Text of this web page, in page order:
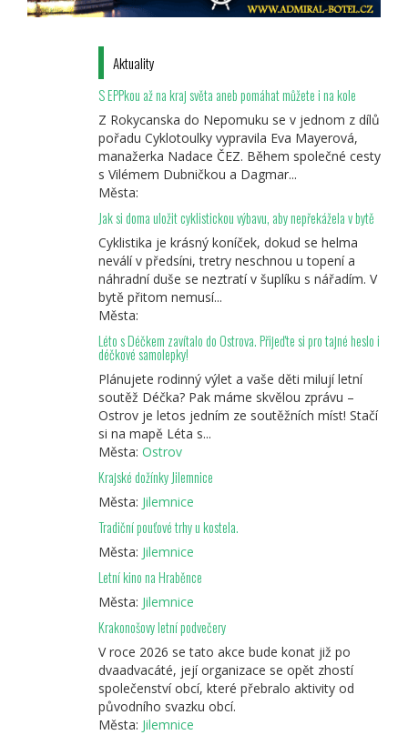
Aktuality
S EPPkou až na kraj světa aneb pomáhat můžete i na kole
Z Rokycanska do Nepomuku se v jednom z dílů
pořadu Cyklotoulky vypravila Eva Mayerová,
manažerka Nadace ČEZ. Během společné cesty
s Vilémem Dubničkou a Dagmar...
Města:
Jak si doma uložit cyklistickou výbavu, aby nepřekážela v bytě
Cyklistika je krásný koníček, dokud se helma
neválí v předsíni, tretry neschnou u topení a
náhradní duše se neztratí v šuplíku s nářadím. V
bytě přitom nemusí...
Města:
Léto s Déčkem zavítalo do Ostrova. Přijeďte si pro tajné heslo i
déčkové samolepky!
Plánujete rodinný výlet a vaše děti milují letní
soutěž Déčka? Pak máme skvělou zprávu –
Ostrov je letos jedním ze soutěžních míst! Stačí
si na mapě Léta s...
Města: Ostrov
Krajské dožínky Jilemnice
Města: Jilemnice
Tradiční pouťové trhy u kostela.
Města: Jilemnice
Letní kino na Hraběnce
Města: Jilemnice
Krakonošovy letní podvečery
V roce 2026 se tato akce bude konat již po
dvaadvacáté, její organizace se opět zhostí
společenství obcí, které přebralo aktivity od
původního svazku obcí.
Města: Jilemnice